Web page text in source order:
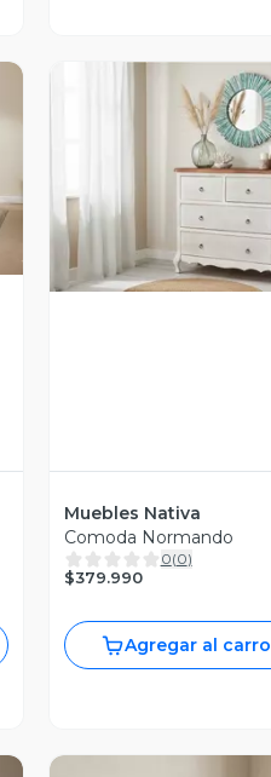
Vista Previa
Muebles Nativa
Comoda Normando
0(0)
$379.990
Agregar al carro